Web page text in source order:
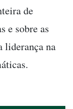
de
e sobre as
liderança na